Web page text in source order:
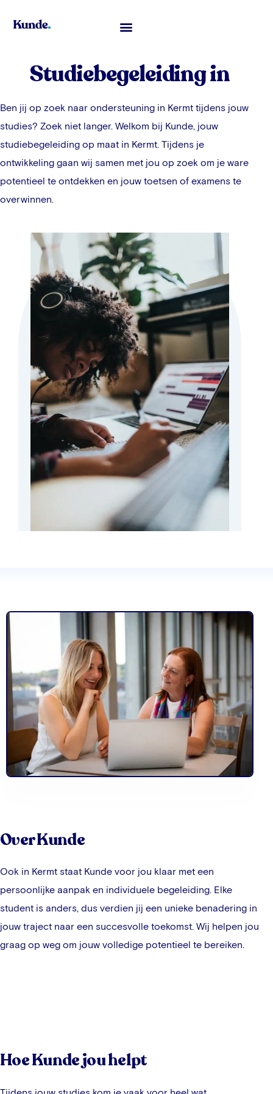
Studiebegeleiding in
Ben jij op zoek naar ondersteuning in Kermt tijdens jouw
studies? Zoek niet langer. Welkom bij Kunde, jouw
studiebegeleiding op maat in Kermt. Tijdens je
ontwikkeling gaan wij samen met jou op zoek om je ware
potentieel te ontdekken en jouw toetsen of examens te
overwinnen.
Over Kunde
Ook in Kermt staat Kunde voor jou klaar met een
persoonlijke aanpak en individuele begeleiding. Elke
student is anders, dus verdien jij een unieke benadering in
jouw traject naar een succesvolle toekomst. Wij helpen jou
graag op weg om jouw volledige potentieel te bereiken.
Hoe Kunde jou helpt